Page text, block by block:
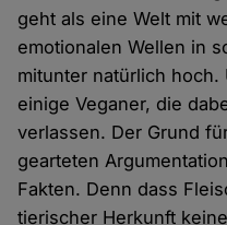
geht als eine Welt mit
emotionalen Wellen in
mitunter natürlich
einige Veganer, die
verlassen. Der Grund
gearteten
Fakten. Denn dass
tierischer Herkunft